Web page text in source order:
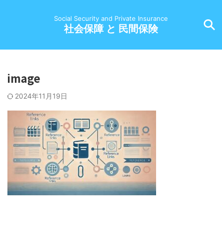
Social Security and Private Insurance
社会保障 と 民間保険
image
2024年11月19日